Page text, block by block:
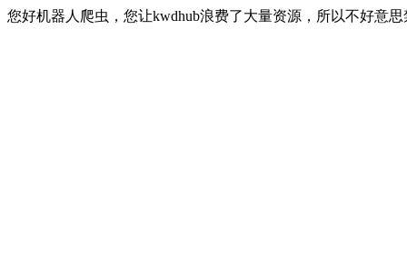
您好机器人爬虫，您让kwdhub浪费了大量资源，所以不好意